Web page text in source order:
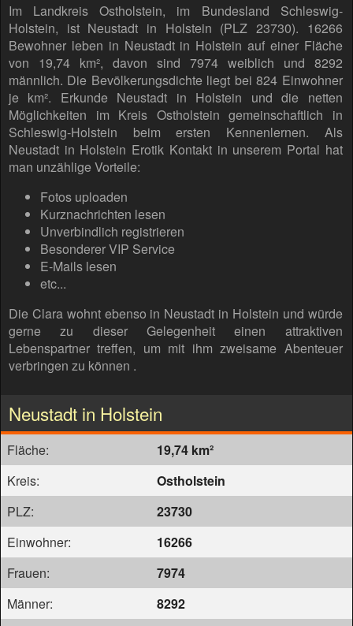
Im Landkreis Ostholstein, im Bundesland Schleswig-
Holstein, ist Neustadt in Holstein (PLZ 23730). 16266
Bewohner leben in Neustadt in Holstein auf einer Fläche
von 19,74 km², davon sind 7974 weiblich und 8292
männlich. Die Bevölkerungsdichte liegt bei 824 Einwohner
je km². Erkunde Neustadt in Holstein und die netten
Möglichkeiten im Kreis Ostholstein gemeinschaftlich in
Schleswig-Holstein beim ersten Kennenlernen. Als
Neustadt in Holstein Erotik Kontakt in unserem Portal hat
man unzählige Vorteile:
Fotos uploaden
Kurznachrichten lesen
Unverbindlich registrieren
Besonderer VIP Service
E-Mails lesen
etc...
Die Clara wohnt ebenso in Neustadt in Holstein und würde
gerne zu dieser Gelegenheit einen attraktiven
Lebenspartner treffen, um mit ihm zweisame Abenteuer
verbringen zu können .
Neustadt in Holstein
Fläche:
19,74 km²
Kreis:
Ostholstein
PLZ:
23730
Einwohner:
16266
Frauen:
7974
Männer:
8292